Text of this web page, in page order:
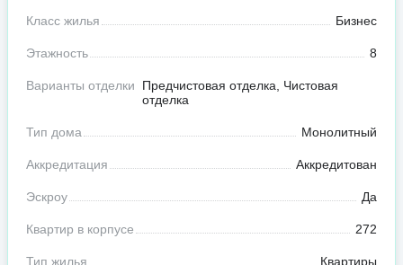
Класс жилья Бизнес
Этажность 8
Варианты отделки
Предчистовая отделка, Чистовая
отделка
Тип дома Монолитный
Аккредитация Аккредитован
Эскроу Да
Квартир в корпусе 272
Тип жилья Квартиры